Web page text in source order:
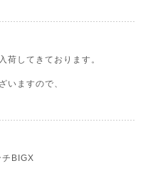
荷してきております。
いますので、
BIGX